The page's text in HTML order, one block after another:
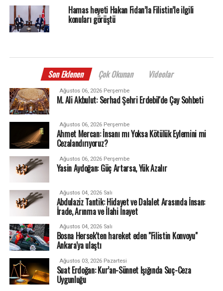
Hamas heyeti Hakan Fidan’la Filistin’le ilgili
konuları görüştü
Son Eklenen Çok Okunan Videolar
Ağustos 06, 2026 Perşembe
M. Ali Akbulut: Serhad Şehri Erdebil'de Çay Sohbeti
Ağustos 06, 2026 Perşembe
Ahmet Mercan: İnsanı mı Yoksa Kötülük Eylemini mi
Cezalandırıyoruz?
Ağustos 06, 2026 Perşembe
Yasin Aydoğan: Güç Artarsa, Yük Azalır
Ağustos 04, 2026 Salı
Abdulaziz Tantik: Hidayet ve Dalalet Arasında İnsan:
İrade, Arınma ve İlahi İnayet
Ağustos 04, 2026 Salı
Bosna Hersek'ten hareket eden "Filistin Konvoyu"
Ankara'ya ulaştı
Ağustos 03, 2026 Pazartesi
Suat Erdoğan: Kur’an-Sünnet Işığında Suç-Ceza
Uygunluğu